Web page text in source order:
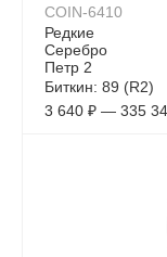
COIN-6410
Редкие
Серебро
Петр 2
Биткин: 89 (R2)
3 640 ₽ — 335